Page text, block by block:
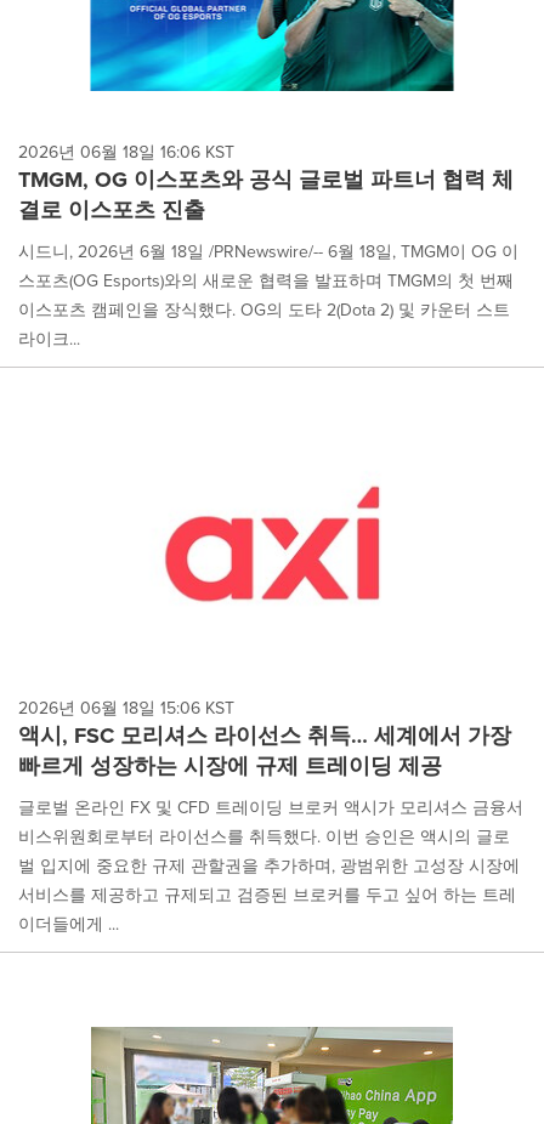
2026년 06월 18일 16:06 KST
TMGM, OG 이스포츠와 공식 글로벌 파트너 협력 체
결로 이스포츠 진출
시드니, 2026년 6월 18일 /PRNewswire/-- 6월 18일, TMGM이 OG 이
스포츠(OG Esports)와의 새로운 협력을 발표하며 TMGM의 첫 번째
이스포츠 캠페인을 장식했다. OG의 도타 2(Dota 2) 및 카운터 스트
라이크...
2026년 06월 18일 15:06 KST
액시, FSC 모리셔스 라이선스 취득… 세계에서 가장
빠르게 성장하는 시장에 규제 트레이딩 제공
글로벌 온라인 FX 및 CFD 트레이딩 브로커 액시가 모리셔스 금융서
비스위원회로부터 라이선스를 취득했다. 이번 승인은 액시의 글로
벌 입지에 중요한 규제 관할권을 추가하며, 광범위한 고성장 시장에
서비스를 제공하고 규제되고 검증된 브로커를 두고 싶어 하는 트레
이더들에게 ...